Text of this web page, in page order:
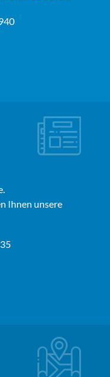
Ihnen unsere